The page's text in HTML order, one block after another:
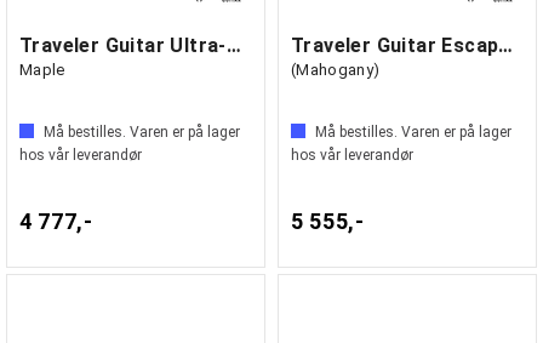
Traveler Guitar Ultra-Light Bass
Maple
Må bestilles. Varen er på lager
hos vår leverandør
4 777,-
Traveler Guitar Escape Mark III
(Mahogany)
Må bestilles. Varen er på lager
hos vår leverandør
5 555,-